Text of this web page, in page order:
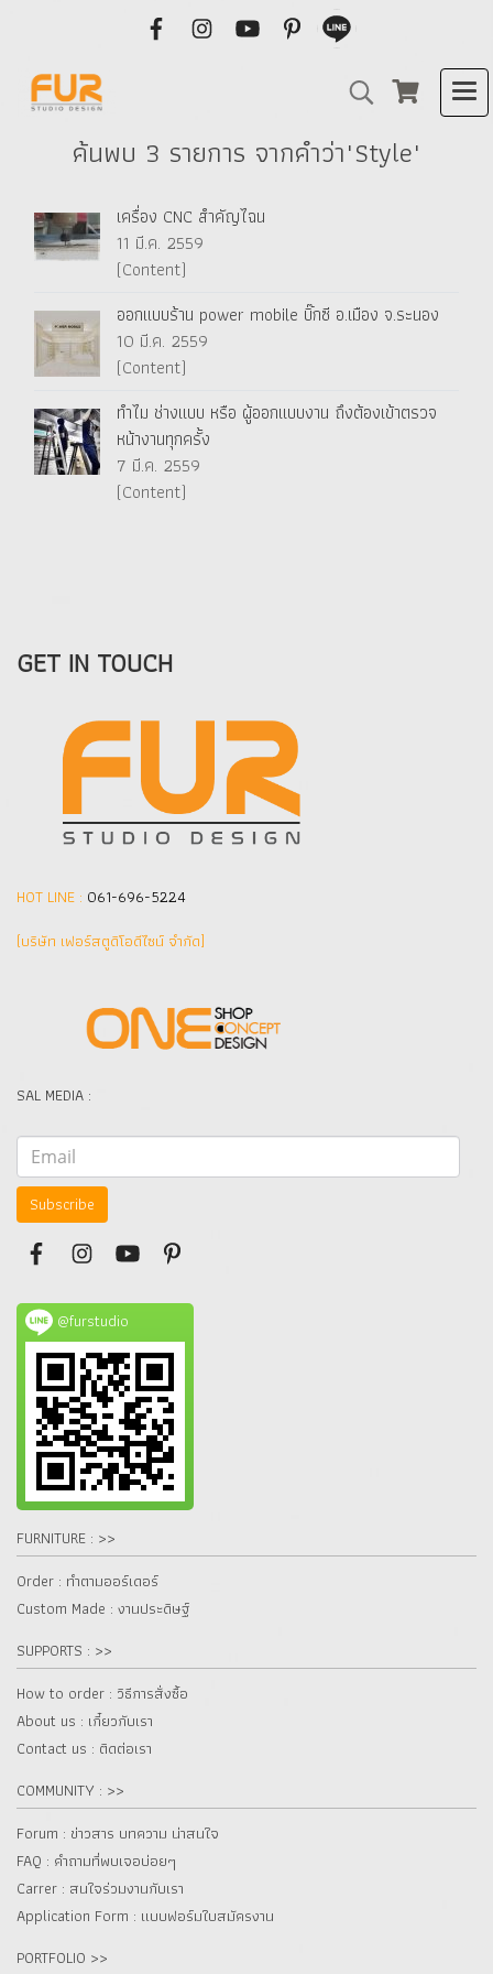
ค้นพบ 3 รายการ จากคำว่า"Style"
เครื่อง CNC สำคัญไฉน
11 มี.ค. 2559
(Content)
ออกแบบร้าน power mobile บิ๊กซี อ.เมือง จ.ระนอง
10 มี.ค. 2559
(Content)
ทำไม ช่างแบบ หรือ ผู้ออกแบบงาน ถึงต้องเข้าตรวจ
หน้างานทุกครั้ง
7 มี.ค. 2559
(Content)
GET IN TOUCH
HOT LINE : 061-696-5224
(บริษัท เฟอร์สตูดิโอดีไซน์ จำกัด]
SAL MEDIA :
Subscribe
@furstudio
FURNITURE : >>
Order : ทำตามออร์เดอร์
Custom Made : งานประดิษฐ์
SUPPORTS : >>
How to order : วิธีการสั่งซื้อ
About us : เกี๋ยวกับเรา
Contact us : ติดต่อเรา
COMMUNITY : >>
Forum : ข่าวสาร บทความ น่าสนใจ
FAQ : คำถามที่พบเจอบ่อยๆ
Carrer : สนใจร่วมงานกับเรา
Application Form : แบบฟอร์มใบสมัครงาน
PORTFOLIO >>